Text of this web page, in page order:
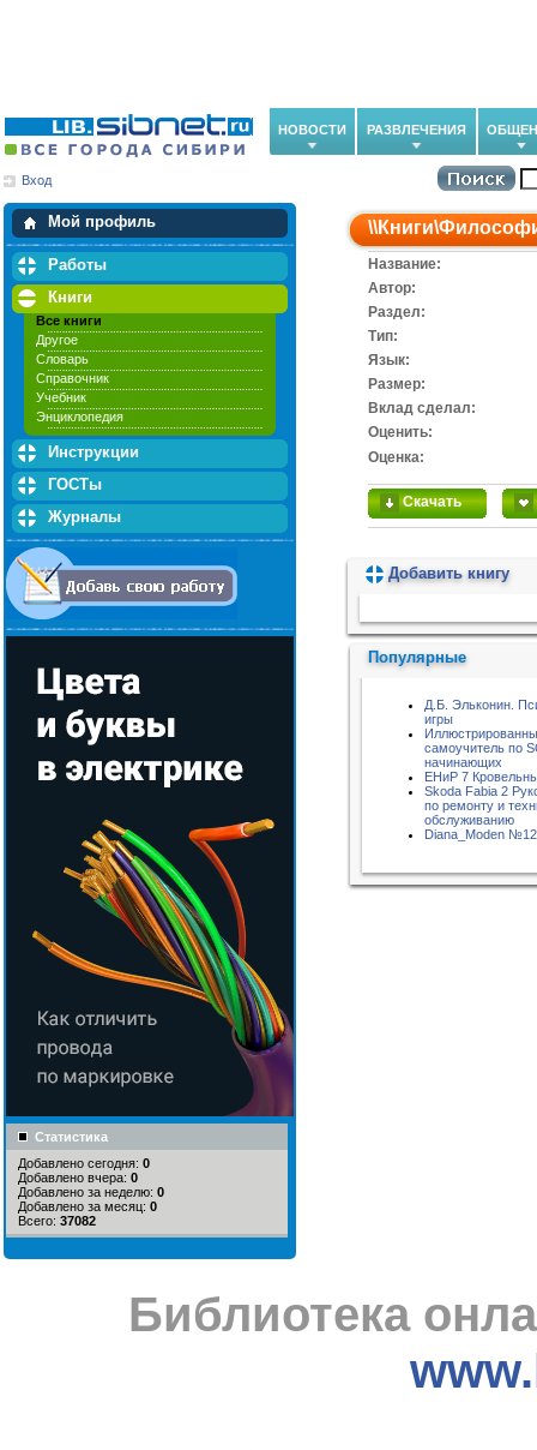
НОВОСТИ РАЗВЛЕЧЕНИЯ
Вход
Мой профиль
Мои закладки
Работы
Книги
Все книги
Другое
Словарь
Справочник
Учебник
Энциклопедия
Инструкции
ГОСТы
Журналы
Статистика
Добавлено сегодня: 0
Добавлено вчера: 0
Добавлено за неделю: 0
Добавлено за месяц: 0
Всего: 37082
\\Книги\
Название:
Автор:
Раздел:
Тип:
Язык:
Размер:
Вклад сделал:
Оценить:
Оценка:
Скачать
Добавить книгу
Популярные
Д.Б. Эльконин.
игры
самоучитель по
начинающих
ЕНиР 7
Skoda Fabia 2
по ремонту и
обслуживанию
Diana_Moden
Библиотека